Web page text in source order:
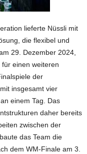
lieferte Nüssli mit
die flexibel und
29. Dezember 2024,
einen weiteren
der
insgesamt vier
einem Tag. Das
daher bereits
zwischen der
das Team die
dem WM-Finale am 3.